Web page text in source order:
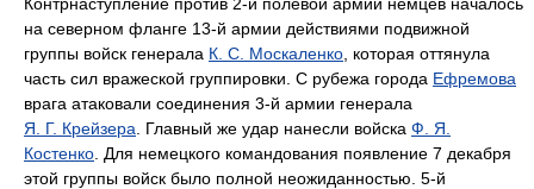
на северном фланге 13-й армии действиями подвижной
группы войск генерала К. С. Москаленко , которая оттянула
часть сил вражеской группировки. С рубежа города Ефремова
врага атаковали соединения 3-й армии генерала
Я. Г. Крейзера . Главный же удар нанесли войска Ф. Я.
Костенко . Для немецкого командования появление 7 декабря
этой группы войск было полной неожиданностью. 5-й